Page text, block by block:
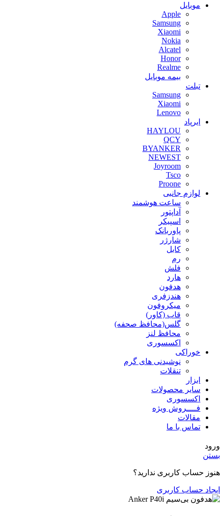
موبایل
Apple
Samsung
Xiaomi
Nokia
Alcatel
Honor
Realme
بیمه موبایل
تبلت
Samsung
Xiaomi
Lenovo
ایرپاد
HAYLOU
QCY
BYANKER
NEWEST
Joyroom
Tsco
Proone
لوازم جانبی
ساعت هوشمند
آداپتور
اسپیکر
پاوربانک
شارژر
کابل
رم
فلش
هارد
هدفون
هندزفری
میکروفون
قاب (کاور)
گلس(محافظ صحفه)
محافظ لنز
اکسسوری
خوراکی
نوشیدنی های گرم
تنقلات
ابزار
سایر محصولات
اکسسوری
فــــروش ویژه
مقالات
تماس با ما
ورود
بستن
هنوز حساب کاربری ندارید؟
ایجاد حساب کاربری